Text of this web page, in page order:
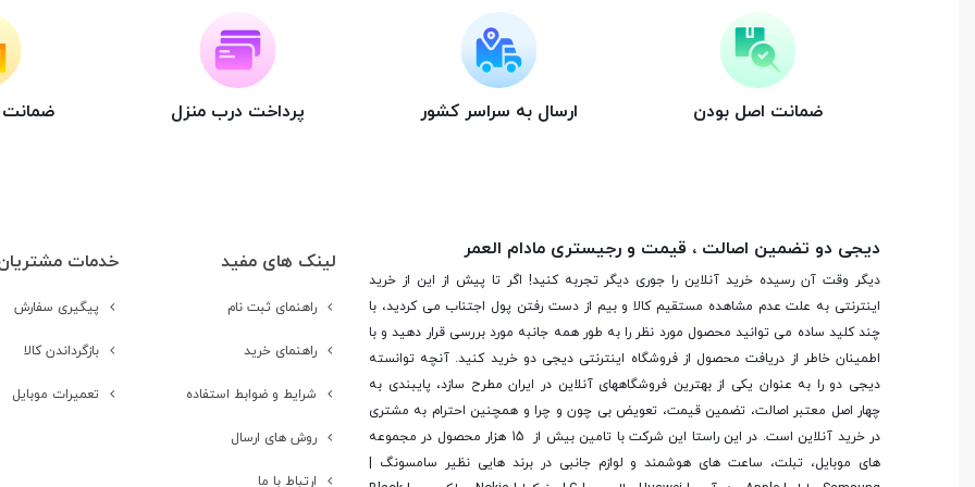
مشخصات صفحه نمایش
نرخ تازه سازی صفحه
نمایش
60 هرتز
دقت صفحه نمایش
صفحه نمایش مات
ضمانت اصل بودن ارسال به سراسر کشور پرداخت درب منزل ضمانت
دیجی دو تضمین اصالت ، قیمت و رجیستری مادام العمر
دیگر وقت آن رسیده خرید آنلاین را جوری دیگر تجربه کنید! اگر تا پیش از این از خرید
اینترنتی به علت عدم مشاهده مستقیم کالا و بیم از دست رفتن پول اجتناب می کردید، با
چند کلید ساده می توانید محصول مورد نظر را به طور همه جانبه مورد بررسی قرار دهید و با
اطمینان خاطر از دریافت محصول از فروشگاه اینترنتی دیجی دو خرید کنید. آنچه توانسته
دیجی دو را به عنوان یکی از بهترین فروشگاه­های آنلاین در ایران مطرح سازد، پایبندی به
چهار اصل معتبر اصالت، تضمین قیمت، تعویض بی چون و چرا و همچنین احترام به مشتری
در خرید آنلاین است. در این راستا این شرکت با تامین بیش از 15 هزار محصول در مجموعه
های موبایل، تبلت، ساعت های هوشمند و لوازم جانبی در برند هایی نظیر سامسونگ |
لینک های مفید
راهنمای ثبت نام
راهنمای خرید
شرایط و ضوابط استفاده
روش های ارسال
ارتباط با ما
خدمات
پیگیری سفارش
بازگرداندن کالا
تعمیرات موبایل